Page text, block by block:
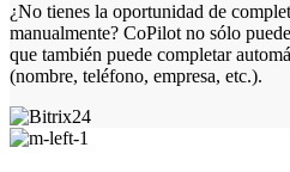
¿No tienes la oportunidad de
manualmente? CoPilot no sólo
que también puede completar
(nombre, teléfono, empresa, etc.).